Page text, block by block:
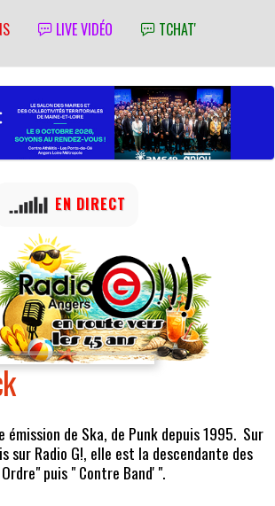
LIVE VIDÉO TCHAT'
EN DIRECT
émission de Ska, de Punk depuis 1995. Sur
sur Radio G!, elle est la descendante des
puis " Contre Band' ".